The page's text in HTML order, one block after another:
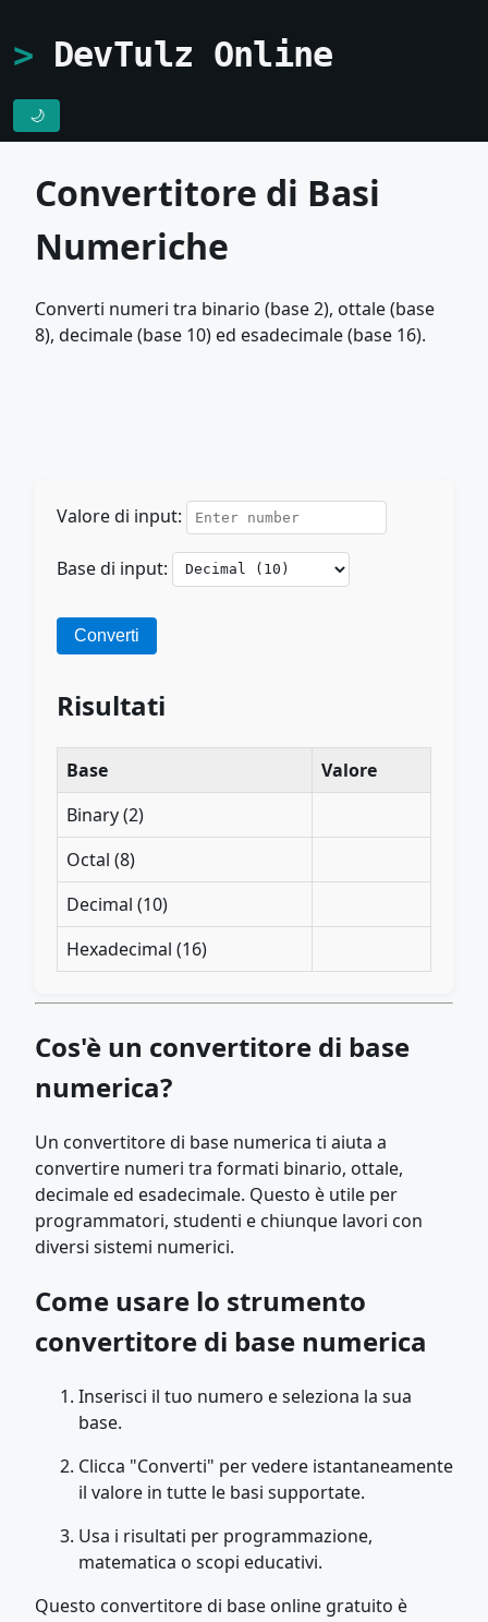
DevTulz Online
🌙
Convertitore di Basi
Numeriche
Converti numeri tra binario (base 2), ottale (base
8), decimale (base 10) ed esadecimale (base 16).
Valore di input:
Base di input:
Converti
Risultati
Base
Valore
Binary (2)
Octal (8)
Decimal (10)
Hexadecimal (16)
Cos'è un convertitore di base
numerica?
Un convertitore di base numerica ti aiuta a
convertire numeri tra formati binario, ottale,
decimale ed esadecimale. Questo è utile per
programmatori, studenti e chiunque lavori con
diversi sistemi numerici.
Come usare lo strumento
convertitore di base numerica
Inserisci il tuo numero e seleziona la sua
base.
Clicca "Converti" per vedere istantaneamente
il valore in tutte le basi supportate.
Usa i risultati per programmazione,
matematica o scopi educativi.
Questo convertitore di base online gratuito è